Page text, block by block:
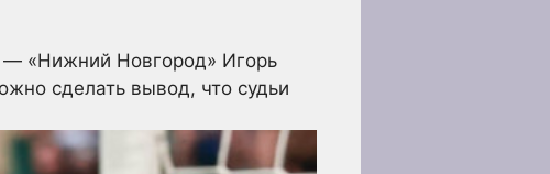
— «Нижний Новгород» Игорь
сделать вывод, что судьи